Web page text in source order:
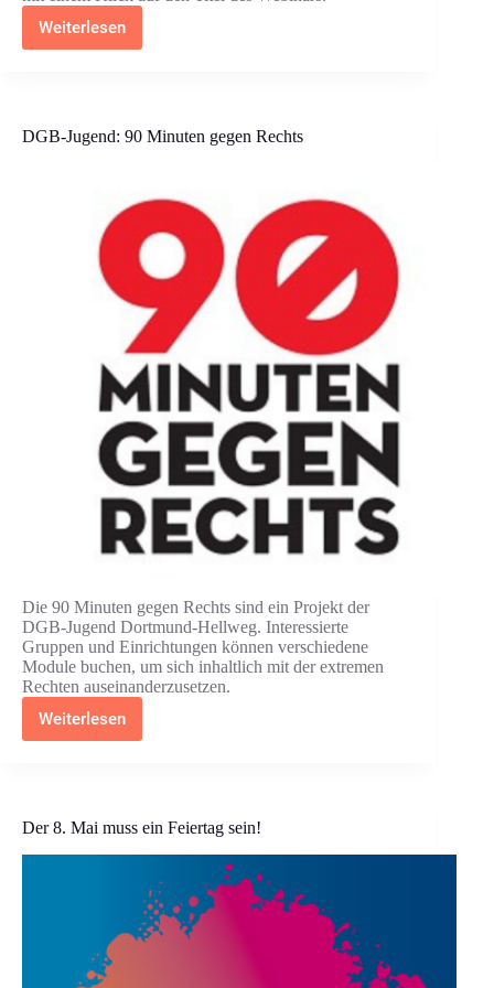
WeiterlesenVeranstaltungsübersicht:
Erinnern-
DGB-Jugend: 90 Minuten gegen Rechts
Die 90 Minuten gegen Rechts sind ein Projekt der
DGB-Jugend Dortmund-Hellweg. Interessierte
Gruppen und Einrichtungen können verschiedene
Module buchen, um sich inhaltlich mit der extremen
Rechten auseinanderzusetzen.
Weiterlesen
DGB-
Jugend:
Rechts
Der 8. Mai muss ein Feiertag sein!